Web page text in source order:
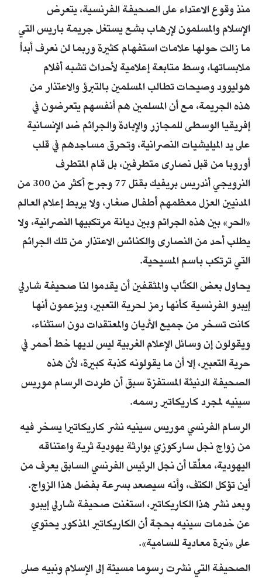
منذ وقوع الاعتداء على الصحيفة الفرنسية، يتعرض
الإسلام والمسلمون لإرهاب بشع يستغل جريمة باريس التي
ما زالت حولها علامات استفهام كثيرة وربما لن نعرف أبداً
ملابساتها، وسط متابعة إعلامية لأحداث تشبه أفلام
هوليوود وصيحات تطالب المسلمين بالتبرؤ والاعتذار من
هذه الجريمة، مع أن المسلمين هم أنفسهم يتعرضون في
إفريقيا الوسطى للمجازر والإبادة والجرائم ضد الإنسانية
على يد الميليشيات النصرانية، وتحرق مساجدهم في قلب
أوروبا من قبل نصارى متطرفين، بل قام المتطرف
النرويجي أندريس بريفيك بقتل 77 وجرح أكثر من 300 من
المدنيين العزل معظمهم أطفال صغار، ولا يربط إعلام العالم
«الحر» بين هذه الجرائم وبين ديانة مرتكبيها النصرانية، ولا
يطلب أحد من النصارى والكنائس الاعتذار من تلك الجرائم
التي ترتكب باسم المسيحية.
يحاول بعض الكتّاب والمثقفين أن يقدموا لنا صحيفة شارلي
إيبدو الفرنسية كأنها رمز لحرية التعبير، ويزعمون أنها
كانت تسخر من جميع الأديان والمعتقدات دون استثناء،
ويقولون إن وسائل الإعلام الغربية ليس لديها خط أحمر في
حرية التعبير، إلا أن ما يقولونه كذبة كبيرة، لأن هذه
الصحيفة الدنيئة المستفزة سبق أن طردت الرسام موريس
سينيه لمجرد كاريكاتير رسمه.
الرسام الفرنسي موريس سينيه نشر كاريكاتيرا يسخر فيه
من زواج نجل ساركوزي بوارثة يهودية ثرية واعتناقه
اليهودية، معلِّقا أن نجل الرئيس الفرنسي السابق يعرف من
أين تؤكل الكتف، وأنه سيصعد بسرعة بفضل هذا الزواج.
وبعد نشر هذا الكاريكاتير، استغنت صحيفة شارلي إيبدو
عن خدمات سينيه بحجة أن الكاريكاتير المذكور يحتوي
على «نبرة معادية للسامية».
الصحيفة التي نشرت رسوما مسيئة إلى الإسلام ونبيه صلى